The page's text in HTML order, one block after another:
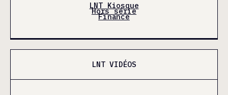
LNT Kiosque
Hors série
Finance
LNT VIDÉOS